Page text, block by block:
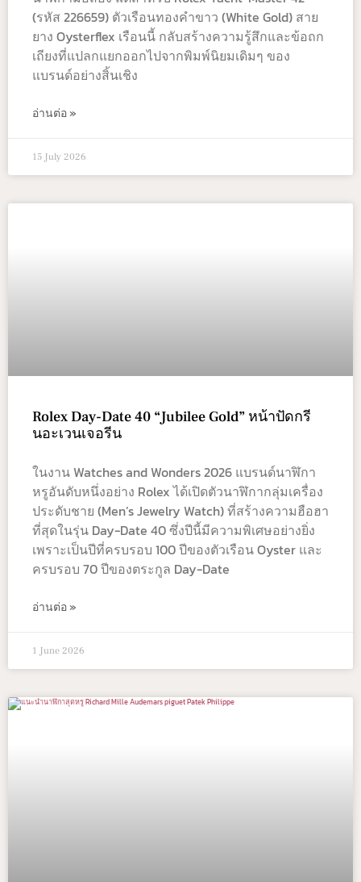
(รหัส 226659) ตัวเรือนทองคำขาว (White Gold) สาย
ยาง Oysterflex เรือนนี้ กลับสร้างความรู้สึกและข้อถก
เถียงที่แปลกแยกออกไปจากพิมพ์นิยมเดิมๆ ของ
แบรนด์อย่างสิ้นเชิง
อ่านต่อ »
15 July 2026
Rolex Day-Date 40 “Jubilee Gold” หน้าปัดกรี
นอะเวนเจอรีน
ในงาน Watches and Wonders 2026 แบรนด์นาฬิกา
หรูอันดับหนึ่งอย่าง Rolex ได้เปิดตัวนาฬิกากลุ่มเครื่อง
ประดับชาย (Men’s Jewelry Watch) ที่สร้างความฮือฮา
ที่สุดในรุ่น Day-Date 40 ซึ่งปีนี้มีความพิเศษอย่างยิ่ง
เพราะเป็นปีที่ครบรอบ 100 ปีของตัวเรือน Oyster และ
ครบรอบ 70 ปีของตระกูล Day-Date
อ่านต่อ »
1 June 2026